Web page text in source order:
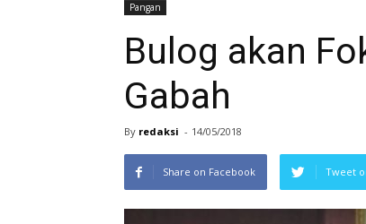
Pangan
Bulog akan
Gabah
By redaksi - 14/05/2018
Share on Facebook Tweet